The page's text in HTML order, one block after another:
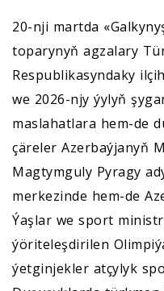
20-nji martda
toparynyň agzalary
Respublikasyndaky
we 2026-njy ýylyň
maslahatlara hem-de
çäreler Azerbaýjanyň
Magtymguly Pyragy
merkezinde hem-de
Ýaşlar we sport
ýöriteleşdirilen
ýetginjekler atçylyk